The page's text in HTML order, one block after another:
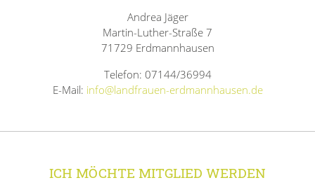
Andrea Jäger
Martin-Luther-Straße 7
71729 Erdmannhausen
Telefon: 07144/36994
E-Mail: info@landfrauen-erdmannhausen.de
ICH MÖCHTE MITGLIED WERDEN